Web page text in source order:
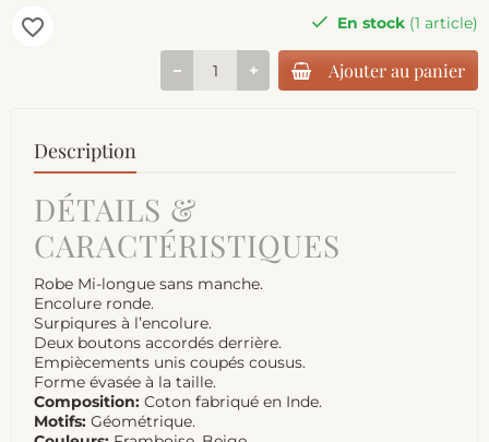
En stock (1 article)
Ajouter au panier
favorite_border
Description
DÉTAILS &
CARACTÉRISTIQUES
Robe Mi-longue sans manche.
Encolure ronde.
Surpiqures à l’encolure.
Deux boutons accordés derrière.
Empiècements unis coupés cousus.
Forme évasée à la taille.
Composition: Coton fabriqué en Inde.
Motifs: Géométrique.